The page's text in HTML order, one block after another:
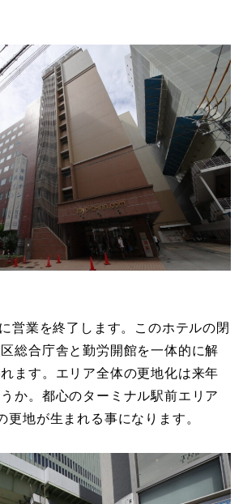
営業を終了します。このホテルの閉
総合庁舎と勤労開館を一体的に解
ます。エリア全体の更地化は来年
か。都心のターミナル駅前エリア
更地が生まれる事になります。